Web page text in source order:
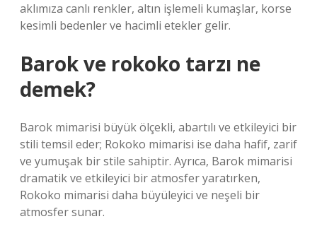
aklımıza canlı renkler, altın işlemeli kumaşlar, korse
kesimli bedenler ve hacimli etekler gelir.
Barok ve rokoko tarzı ne
demek?
Barok mimarisi büyük ölçekli, abartılı ve etkileyici bir
stili temsil eder; Rokoko mimarisi ise daha hafif, zarif
ve yumuşak bir stile sahiptir. Ayrıca, Barok mimarisi
dramatik ve etkileyici bir atmosfer yaratırken,
Rokoko mimarisi daha büyüleyici ve neşeli bir
atmosfer sunar.